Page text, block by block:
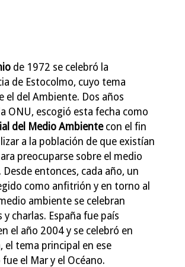
de 1972 se celebró la
de Estocolmo, cuyo tema
el del Ambiente. Dos años
ONU, escogió esta fecha como
del Medio Ambientecon el fin
a la población de que existían
preocuparse sobre el medio
entonces, cada año, un
como anfitrión y en torno al
ambiente se celebran
y charlas. España fue país
el año 2004 y se celebró en
el tema principal en ese
el Mar y el Océano.